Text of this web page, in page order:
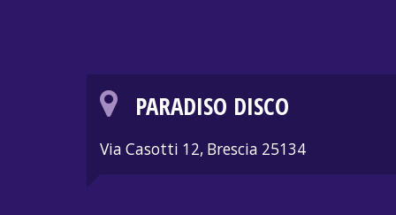
PARADISO DISCO
Via Casotti 12, Brescia 25134